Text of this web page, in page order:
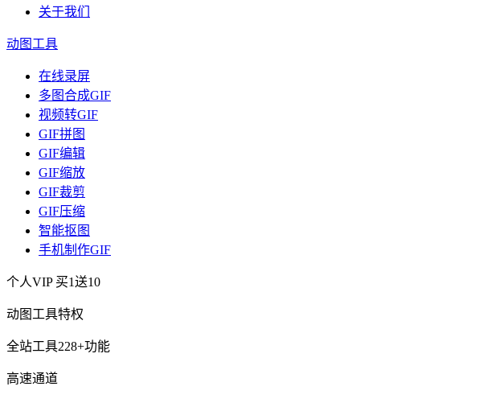
关于我们
动图工具
在线录屏
多图合成GIF
视频转GIF
GIF拼图
GIF编辑
GIF缩放
GIF裁剪
GIF压缩
智能抠图
手机制作GIF
个人VIP 买1送10
动图工具特权
全站工具228+功能
高速通道